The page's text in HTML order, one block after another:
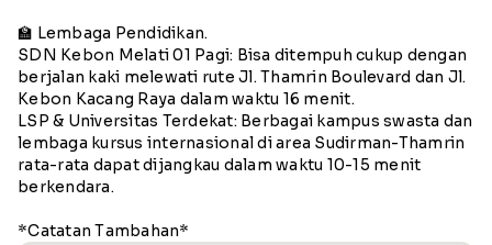
🏫 Lembaga Pendidikan.
SDN Kebon Melati 01 Pagi: Bisa ditempuh cukup dengan
berjalan kaki melewati rute Jl. Thamrin Boulevard dan Jl.
Kebon Kacang Raya dalam waktu 16 menit.
LSP & Universitas Terdekat: Berbagai kampus swasta dan
lembaga kursus internasional di area Sudirman-Thamrin
rata-rata dapat dijangkau dalam waktu 10-15 menit
berkendara.
*Catatan Tambahan*